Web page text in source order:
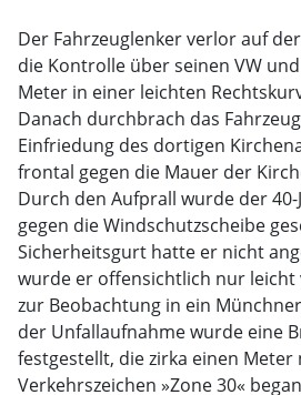
Der Fahrzeuglenker verlor auf
die Kontrolle über seinen VW
Meter in einer leichten
Danach durchbrach das
Einfriedung des dortigen
frontal gegen die Mauer der
Durch den Aufprall wurde der
gegen die Windschutzscheibe
Sicherheitsgurt hatte er nicht
wurde er offensichtlich nur leicht
zur Beobachtung in ein
der Unfallaufnahme wurde eine
festgestellt, die zirka einen Meter
Verkehrszeichen »Zone 30«